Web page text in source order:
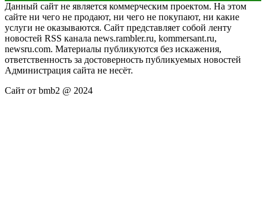
Данный сайт не является коммерческим проектом. На этом
сайте ни чего не продают, ни чего не покупают, ни какие
услуги не оказываются. Сайт представляет собой ленту
новостей RSS канала news.rambler.ru, kommersant.ru,
newsru.com. Материалы публикуются без искажения,
ответственность за достоверность публикуемых новостей
Администрация сайта не несёт.
Сайт от bmb2 @ 2024